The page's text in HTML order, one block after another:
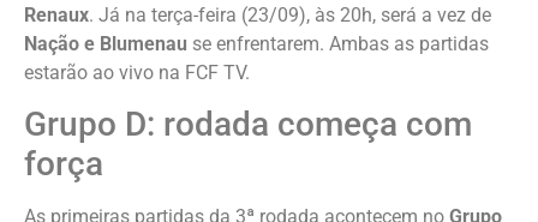
Renaux. Já na terça-feira (23/09), às 20h, será a vez de
Nação e Blumenau se enfrentarem. Ambas as partidas
estarão ao vivo na FCF TV.
Grupo D: rodada começa com
força
As primeiras partidas da 3ª rodada acontecem no Grupo